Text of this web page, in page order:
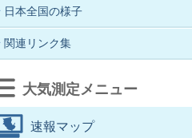
日本全国の様子
関連リンク集
大気測定メニュー
速報マップ